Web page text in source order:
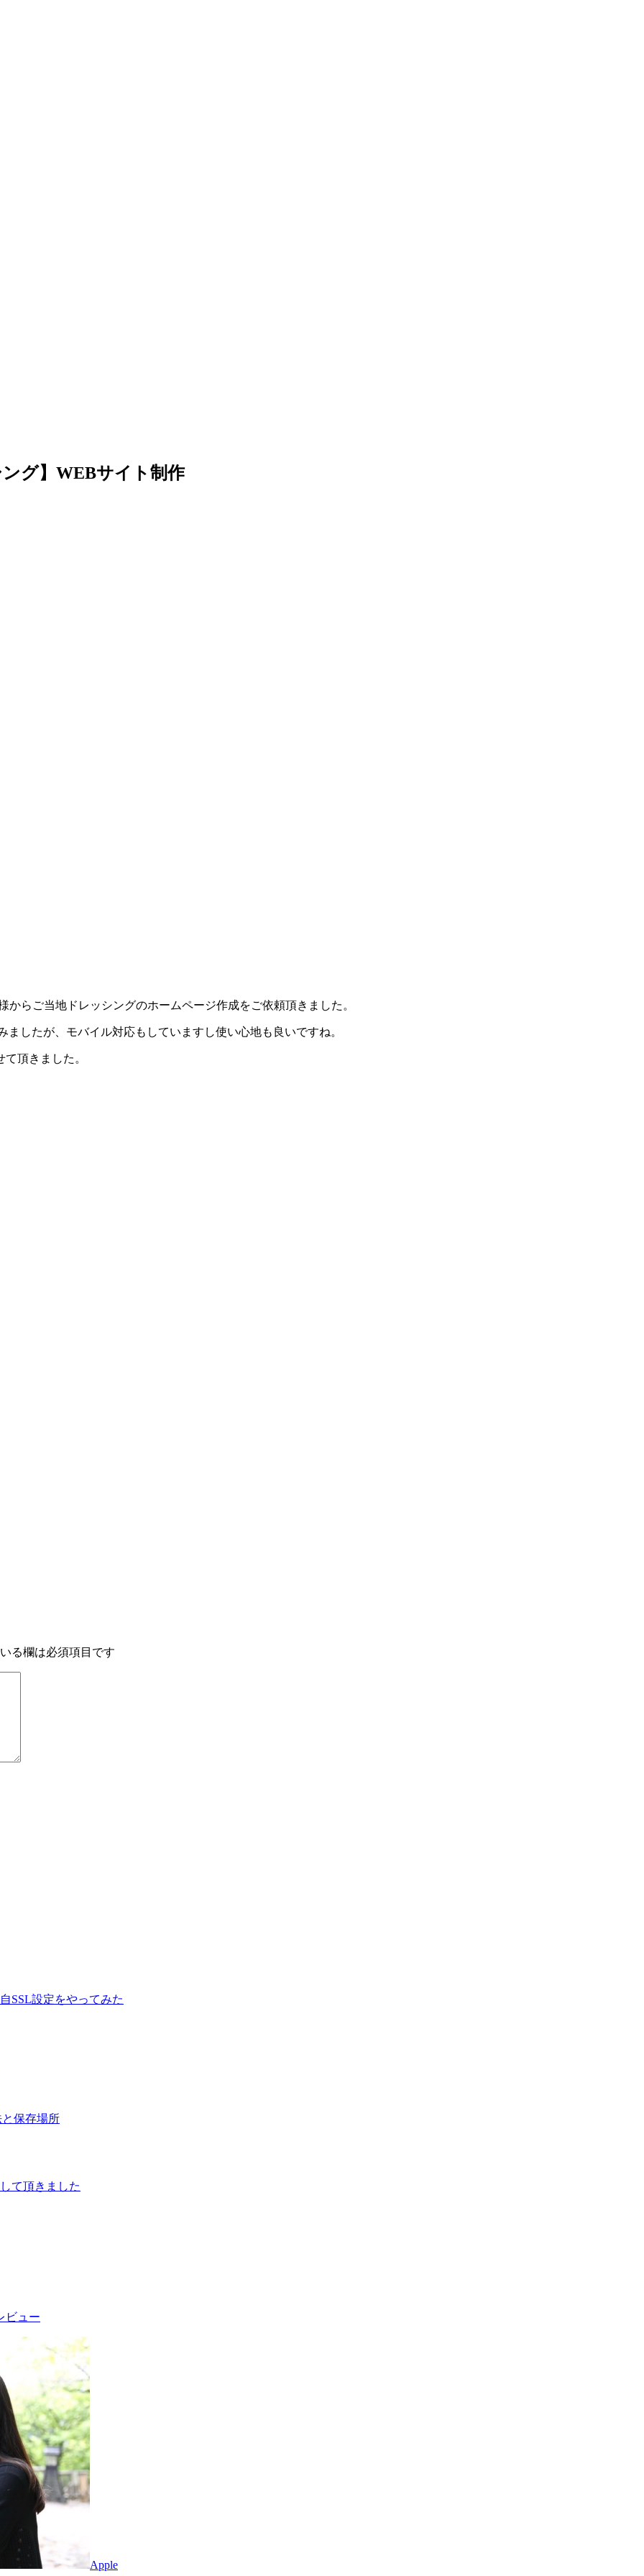
ング】WEBサイト制作
らご当地ドレッシングのホームページ作成をご依頼頂きました。
したが、モバイル対応もしていますし使い心地も良いですね。
頂きました。
る欄は必須項目です
SSL設定をやってみた
と保存場所
て頂きました
ビュー
Apple